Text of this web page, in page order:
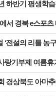
하반기 평생학
서 경북 e스포츠
‘전설의 리틀 농
랑기부제 여름휴
경상북도 아마